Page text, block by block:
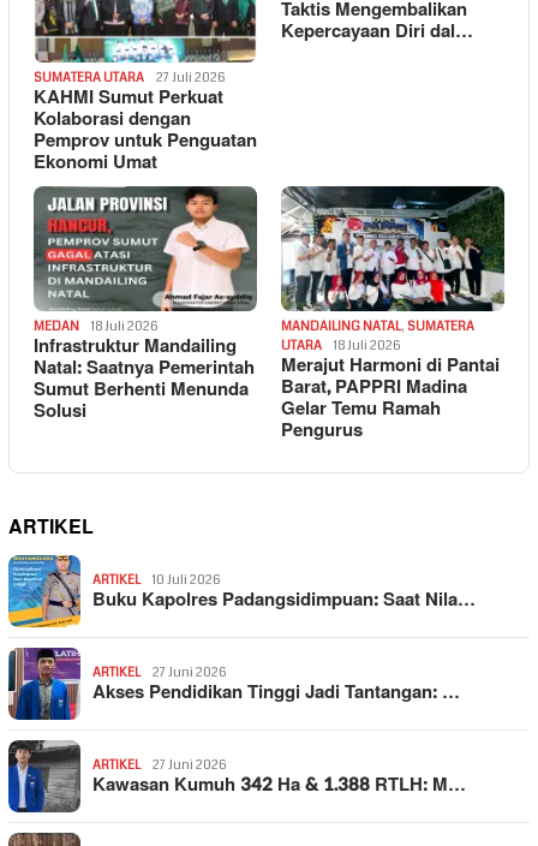
SUMATERA UTARA 27 Juli 2026
KAHMI Sumut Perkuat
Kolaborasi dengan
Pemprov untuk Penguatan
Ekonomi Umat
Taktis Mengembalikan
Kepercayaan Diri dal…
MEDAN 18 Juli 2026
Infrastruktur Mandailing
Natal: Saatnya Pemerintah
Sumut Berhenti Menunda
Solusi
MANDAILING NATAL, SUMATERA
UTARA
18 Juli 2026
Merajut Harmoni di Pantai
Barat, PAPPRI Madina
Gelar Temu Ramah
Pengurus
ARTIKEL
ARTIKEL 10 Juli 2026
Buku Kapolres Padangsidimpuan: Saat Nila…
ARTIKEL 27 Juni 2026
Akses Pendidikan Tinggi Jadi Tantangan: …
ARTIKEL 27 Juni 2026
Kawasan Kumuh 342 Ha & 1.388 RTLH: M…